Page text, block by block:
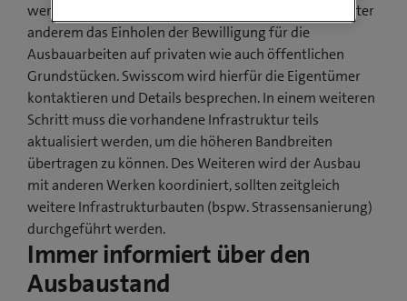
werden, sind noch Vorarbeiten nötig. Dazu gehört unter
anderem das Einholen der Bewilligung für die
Ausbauarbeiten auf privaten wie auch öffentlichen
Grundstücken. Swisscom wird hierfür die Eigentümer
kontaktieren und Details besprechen. In einem weiteren
Schritt muss die vorhandene Infrastruktur teils
aktualisiert werden, um die höheren Bandbreiten
übertragen zu können. Des Weiteren wird der Ausbau
mit anderen Werken koordiniert, sollten zeitgleich
weitere Infrastrukturbauten (bspw. Strassensanierung)
durchgeführt werden.
Immer informiert über den
Ausbaustand